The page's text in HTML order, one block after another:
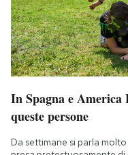
In Spagna e America
queste persone
Da settimane si parla